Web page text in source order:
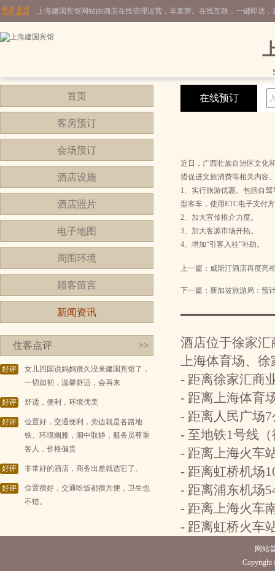
上海建国宾馆网站由酒店在线管理运营，非直营。在线互联，一键即达
首页
客房预订
会场预订
酒店设施
酒店照片
电子地图
周围环境
顾客留言
新闻资讯
住客点评 >>
好评
女儿回国说妈妈很久没来建国宾馆了，
一切如初，温馨舒适，会再来
好评 舒适，便利，环境优美
好评
位置好，交通便利，旁边就是各路地
铁。环境幽雅，闹中取静，服务员尊重
客人，价格偏贵
好评 非常好的酒店，商务出差就选它了。
好评
位置很好，交通吃饭都很方便，卫生也
不错。
在线预订
近日，广西壮族自治区文化
措促进文旅消费等相关内容
1、实行旅游优惠。包括自
型客车，使用ETC电子支付
2、加大宣传推介力度。
3、加大客源市场开拓。
4、增加“引客入桂”补助。
上一篇： 威斯汀酒店再度亮
下一篇： 新加坡旅游局：预
酒店位于徐家
上海体育场、
- 距离徐家汇商
- 距离上海体育
- 距离人民广场
- 至地铁1号线
- 距离上海火车
- 距离虹桥机场
- 距离浦东机场
- 距离上海火车
- 距离虹桥火车
网站
Copyright